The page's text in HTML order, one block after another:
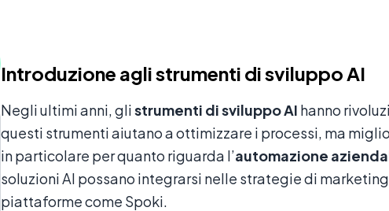
Introduzione agli strumenti di sviluppo AI
Negli ultimi anni, glistrumenti di sviluppo AI hanno
questi strumenti aiutano a ottimizzare i processi, ma
in particolare per quanto riguarda l’automazione
soluzioni AI possano integrarsi nelle strategie di
piattaforme come Spoki.